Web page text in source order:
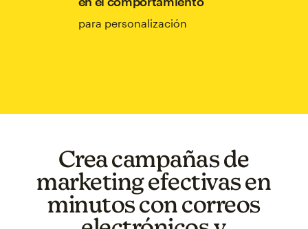
para personalización
Crea campañas de
marketing efectivas en
minutos con correos